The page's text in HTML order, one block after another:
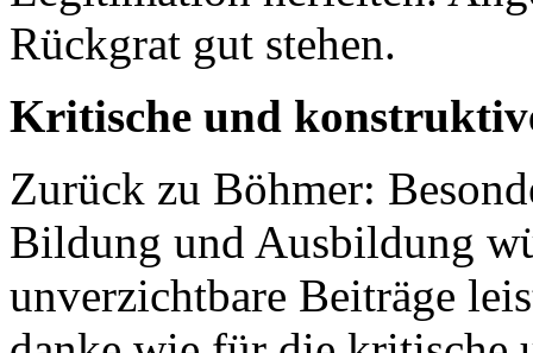
Rückgrat gut stehen.
Kritische und
Zurück zu Böhmer:
Bildung und Ausbildung
unverzichtbare Beiträge